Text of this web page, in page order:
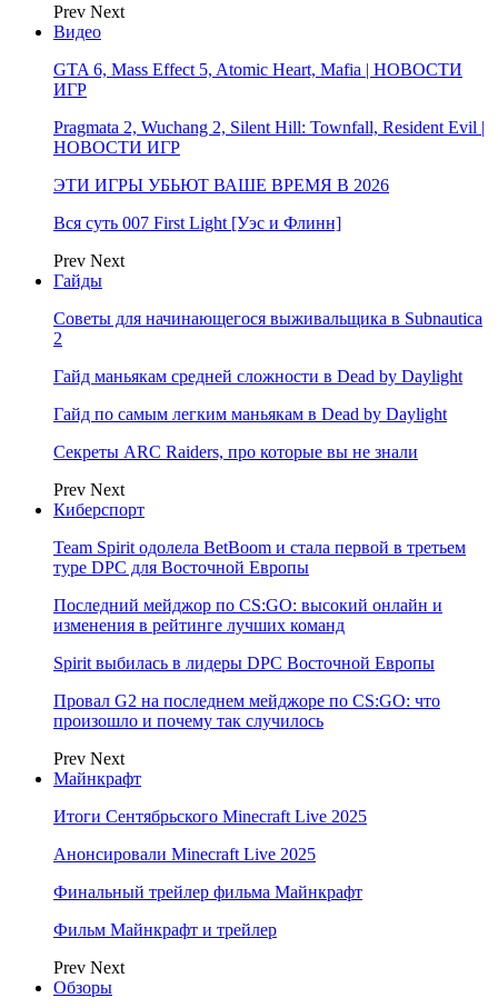
Prev Next
Видео
GTA 6, Mass Effect 5, Atomic Heart, Mafia | НОВОСТИ
ИГР
Pragmata 2, Wuchang 2, Silent Hill: Townfall, Resident Evil |
НОВОСТИ ИГР
ЭТИ ИГРЫ УБЬЮТ ВАШЕ ВРЕМЯ В 2026
Вся суть 007 First Light [Уэс и Флинн]
Prev Next
Гайды
Советы для начинающегося выживальщика в Subnautica
2
Гайд маньякам средней сложности в Dead by Daylight
Гайд по самым легким маньякам в Dead by Daylight
Секреты ARC Raiders, про которые вы не знали
Prev Next
Киберспорт
Team Spirit одолела BetBoom и стала первой в третьем
туре DPC для Восточной Европы
Последний мейджор по CS:GO: высокий онлайн и
изменения в рейтинге лучших команд
Spirit выбилась в лидеры DPC Восточной Европы
Провал G2 на последнем мейджоре по CS:GO: что
произошло и почему так случилось
Prev Next
Майнкрафт
Итоги Сентябрьского Minecraft Live 2025
Анонсировали Minecraft Live 2025
Финальный трейлер фильма Майнкрафт
Фильм Майнкрафт и трейлер
Prev Next
Обзоры